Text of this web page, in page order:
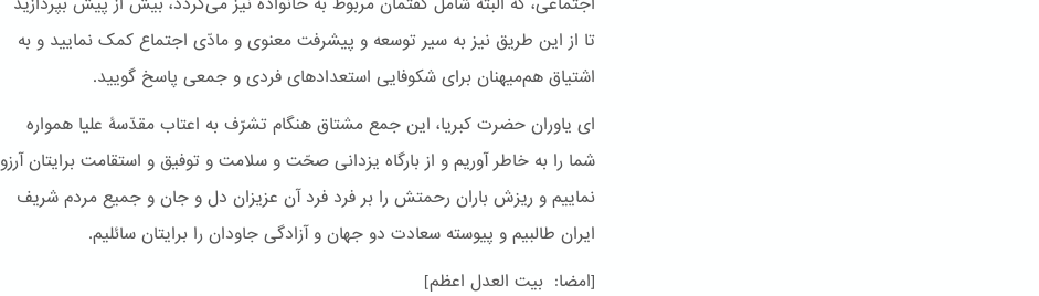
تا از این طریق نیز به سیر توسعه و پیشرفت معنوی و مادّی اجتماع کمک نمایید و به
اشتیاق هم‌میهنان برای شکوفایی استعدادهای فردی و جمعی پاسخ گویید.
ای یاوران حضرت کبریا، این جمع مشتاق هنگام تشرّف به اعتاب مقدّسۀ علیا همواره
شما را به خاطر آوریم و از بارگاه یزدانی صحّت و سلامت و توفیق و استقامت برایتان آرزو
‌نماییم و ریزش باران رحمتش را بر فرد فرد آن عزیزان دل و جان و جمیع مردم شریف
ایران طالبیم و پیوسته سعادت دو جهان و آزادگی جاودان را برایتان سائلیم.
[امضا: بیت العدل اعظم]